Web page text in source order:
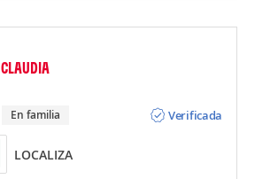
CLAUDIA
En familia
Verificada
LOCALIZA